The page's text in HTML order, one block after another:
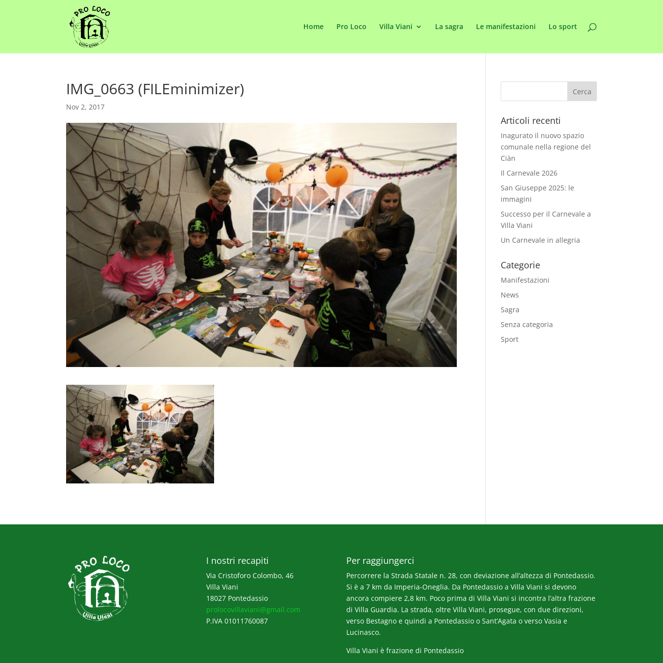
Home Pro Loco Villa Viani La sagra Le manifestazioni Lo sport
IMG_0663 (FILEminimizer)
Nov 2, 2017
Articoli recenti
Inagurato il nuovo spazio
comunale nella regione del
Ciàn
Il Carnevale 2026
San Giuseppe 2025: le
immagini
Successo per il Carnevale a
Villa Viani
Un Carnevale in allegria
Categorie
Manifestazioni
News
Sagra
Senza categoria
Sport
I nostri recapiti
Via Cristoforo Colombo, 46
Villa Viani
18027 Pontedassio
prolocovillaviani@gmail.com
P.IVA 01011760087
Per raggiungerci
Percorrere la Strada Statale n. 28, con deviazione all’altezza di Pontedassio.
Si è a 7 km da Imperia-Oneglia. Da Pontedassio a Villa Viani si devono
ancora compiere 2,8 km. Poco prima di Villa Viani si incontra l’altra frazione
di Villa Guardia. La strada, oltre Villa Viani, prosegue, con due direzioni,
verso Bestagno e quindi a Pontedassio o Sant’Agata o verso Vasia e
Lucinasco.
Villa Viani è frazione di Pontedassio